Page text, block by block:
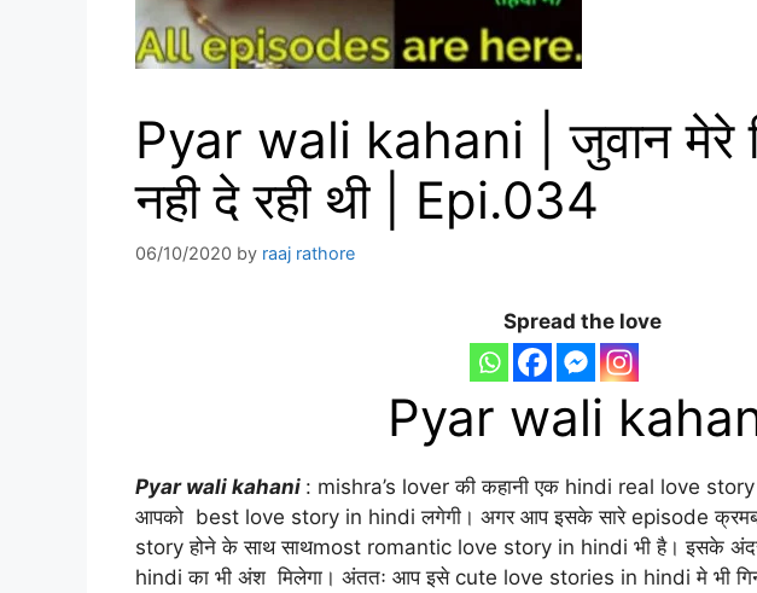
Pyar wali kahani | जुवान मेरे
नही दे रही थी | Epi.034
06/10/2020 by raaj rathore
Spread the love
Pyar wali
Pyar wali kahani : mishra’s lover की कहानी एक hindi real love
आपको best love story in hindi लगेगी। अगर आप इसके सारे episode
story होने के साथ साथmost romantic love story in hindi भी है। इसके
hindi का भी अंश मिलेगा। अंततः आप इसे cute love stories in hindi मे भी